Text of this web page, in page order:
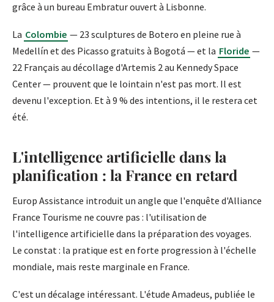
grâce à un bureau Embratur ouvert à Lisbonne.
La Colombie — 23 sculptures de Botero en pleine rue à
Medellín et des Picasso gratuits à Bogotá — et la Floride —
22 Français au décollage d'Artemis 2 au Kennedy Space
Center — prouvent que le lointain n'est pas mort. Il est
devenu l'exception. Et à 9 % des intentions, il le restera cet
été.
L'intelligence artificielle dans la
planification : la France en retard
Europ Assistance introduit un angle que l'enquête d'Alliance
France Tourisme ne couvre pas : l'utilisation de
l'intelligence artificielle dans la préparation des voyages.
Le constat : la pratique est en forte progression à l'échelle
mondiale, mais reste marginale en France.
C'est un décalage intéressant. L'étude Amadeus, publiée le